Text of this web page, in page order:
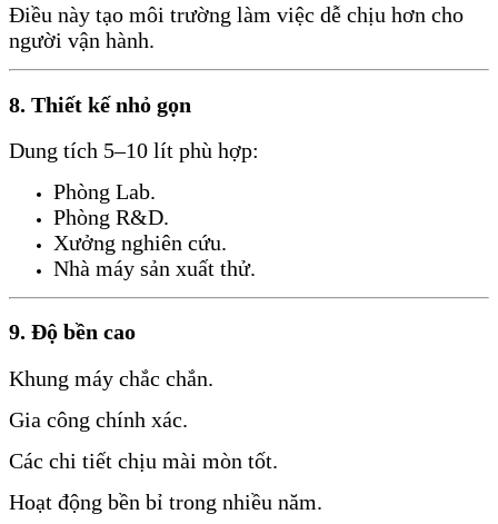
Điều này tạo môi trường làm việc dễ chịu hơn cho
người vận hành.
8. Thiết kế nhỏ gọn
Dung tích 5–10 lít phù hợp:
Phòng Lab.
Phòng R&D.
Xưởng nghiên cứu.
Nhà máy sản xuất thử.
9. Độ bền cao
Khung máy chắc chắn.
Gia công chính xác.
Các chi tiết chịu mài mòn tốt.
Hoạt động bền bỉ trong nhiều năm.